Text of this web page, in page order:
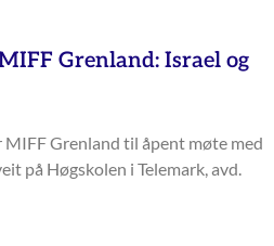
Grenland: Israel og
Grenland til åpent møte med
på Høgskolen i Telemark, avd.